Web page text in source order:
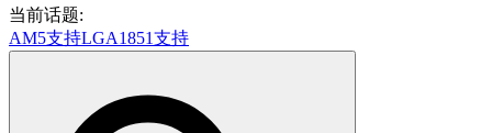
当前话题:
AM5支持LGA1851支持